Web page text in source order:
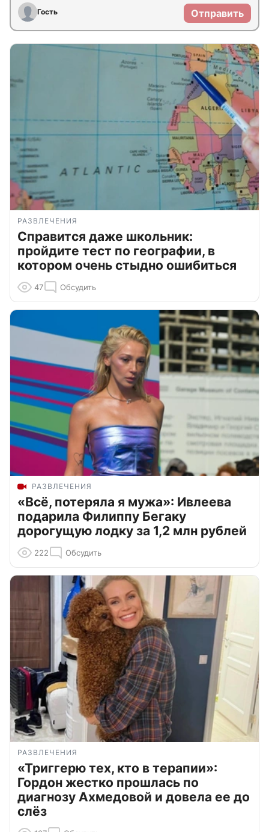
Гость Отправить
РАЗВЛЕЧЕНИЯ
Справится даже школьник:
пройдите тест по географии, в
котором очень стыдно ошибиться
47 Обсудить
РАЗВЛЕЧЕНИЯ
«Всё, потеряла я мужа»: Ивлеева
подарила Филиппу Бегаку
дорогущую лодку за 1,2 млн рублей
222 Обсудить
РАЗВЛЕЧЕНИЯ
«Триггерю тех, кто в терапии»:
Гордон жестко прошлась по
диагнозу Ахмедовой и довела ее до
слёз